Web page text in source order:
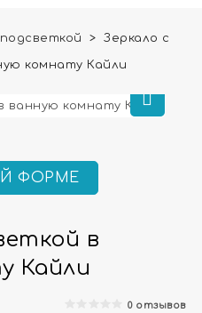
Зеркало с
комнату Кайли
ФОРМЕ
в
Кайли
0 отзывов